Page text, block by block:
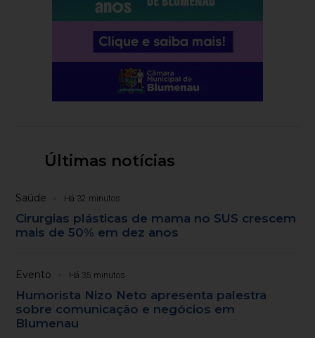
Últimas notícias
Saúde Há 32 minutos
Cirurgias plásticas de mama no SUS crescem
mais de 50% em dez anos
Evento Há 35 minutos
Humorista Nizo Neto apresenta palestra
sobre comunicação e negócios em
Blumenau